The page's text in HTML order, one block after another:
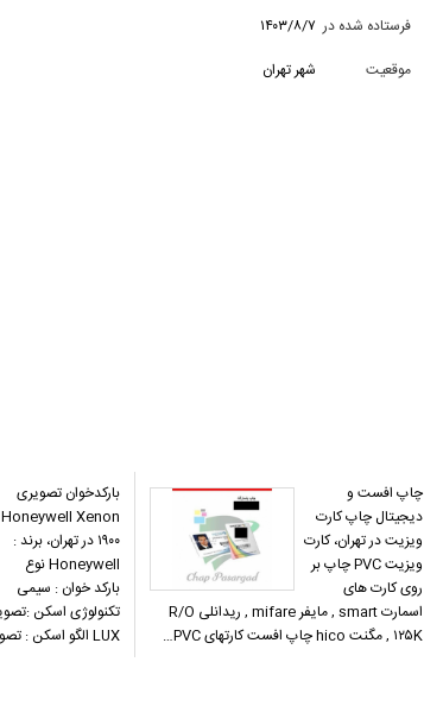
فرستاده شده در ۱۴۰۳/۸/۷
موقعیت
شهر تهران
چاپ افست و
دیجیتال چاپ کارت
ویزیت در تهران، کارت
ویزیت PVC چاپ بر
روی کارت های
اسمارت smart , مایفر mifare , ریدانلی R/O
۱۲۵K , مگنت hico چاپ افست کارتهای PVC…
بارکدخوان تصویری
Honeywell Xenon
۱۹۰۰ در تهران، برند :
Honeywell نوع
بارکد خوان : سیمی
LUX الگو اسکن : تصویر محیطی…